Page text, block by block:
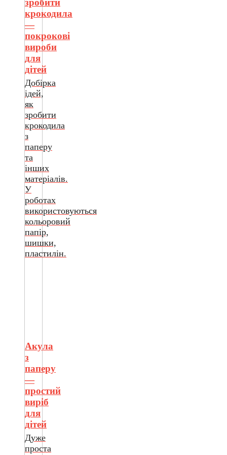
крокодила
—
покрокові
вироби
для
дітей
Добірка
ідей,
як
зробити
крокодила
з
паперу
та
інших
матеріалів.
У
роботах
використовуються
кольоровий
папір,
шишки,
пластилін.
Акула
з
паперу
—
простий
виріб
для
дітей
Дуже
проста